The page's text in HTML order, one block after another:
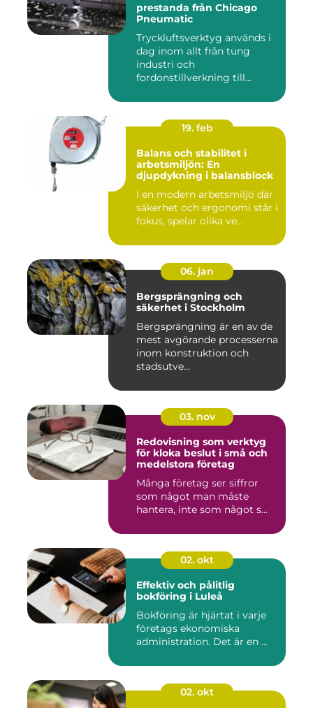
prestanda från Chicago
Pneumatic
Tryckluftsverktyg används i
dag inom allt från tung
industri och
fordonstillverkning till...
19. feb
Balans och stabilitet i
arbetsmiljön: En
djupdykning i balansblock
I en modern arbetsmiljö där
säkerhet och ergonomi står i
fokus, spelar olika ve...
06. jan
Bergsprängning och
säkerhet i Stockholm
Bergsprängning är en av de
mest avgörande processerna
inom konstruktion och
stadsutve...
03. nov
Redovisning som verktyg
för kloka beslut i små och
medelstora företag
Många företag ser siffror
som något man måste
hantera, inte som något s...
02. okt
Effektiv och pålitlig
bokföring i Luleå
Bokföring är hjärtat i varje
företags ekonomiska
administration. Det är en ...
02. okt